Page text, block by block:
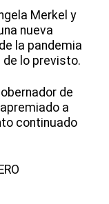
Merkel y
nueva
la pandemia
lo previsto.
de
a
continuado